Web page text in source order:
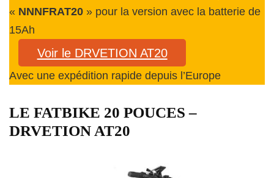
« NNNFRAT20 » pour la version avec la batterie de
15Ah
Voir le DRVETION AT20
Avec une expédition rapide depuis l’Europe
LE FATBIKE 20 POUCES –
DRVETION AT20